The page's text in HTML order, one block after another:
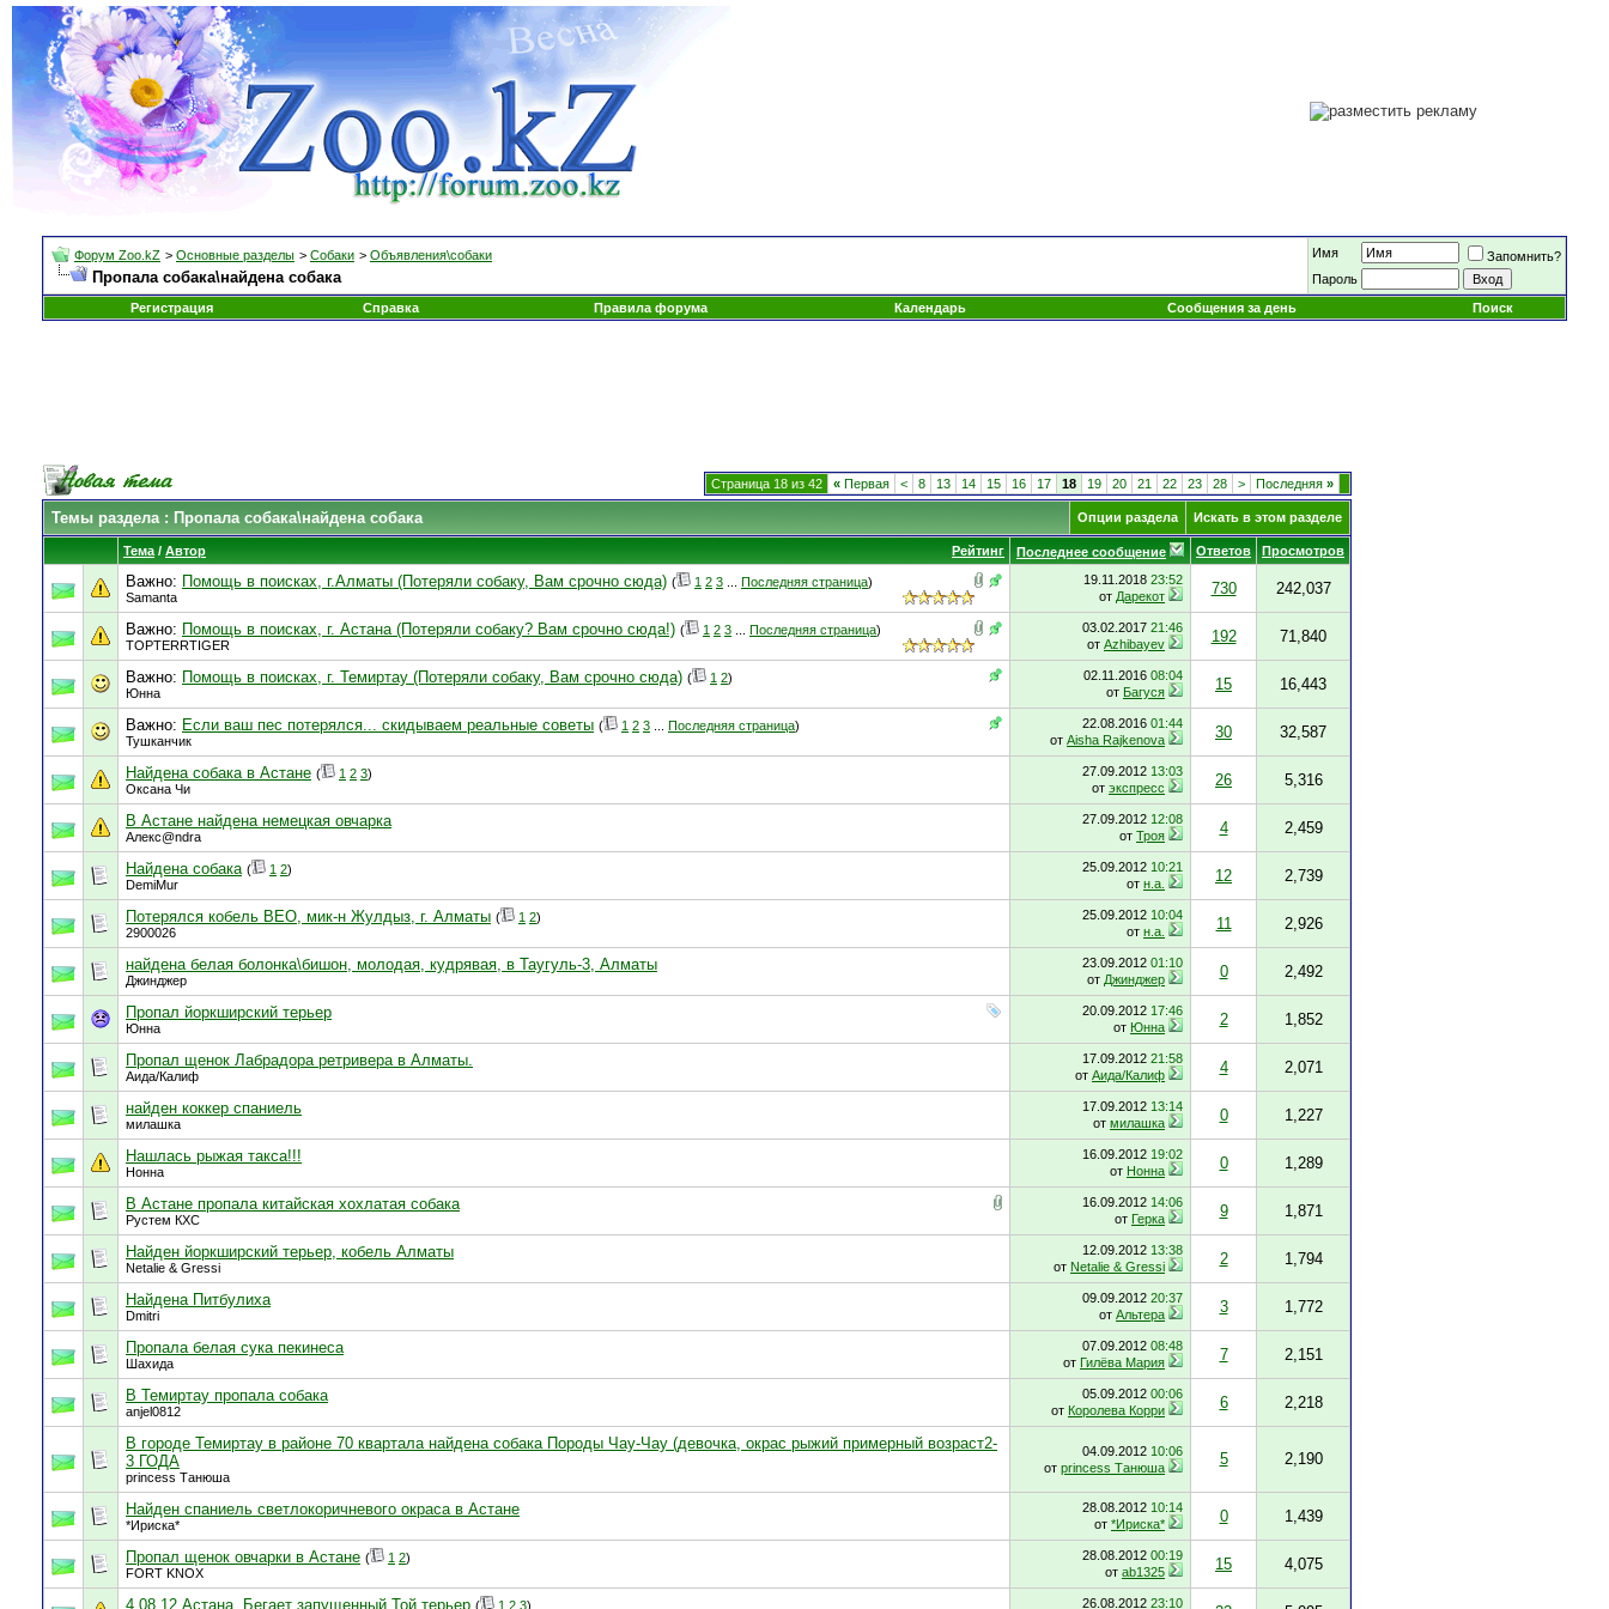
Форум Zoo.kZ > Основные разделы > Собаки > Объявления\собаки
Пропала собака\найдена собака
Имя
Запомнить?
Пароль
Регистрация
Справка Правила форума Календарь Сообщения за день Поиск
Страница 18 из 42 « Первая < 8 13 14 15 16 17 18 19 20 21 22 23 28 > Последняя »
Темы раздела: Пропала собака\найдена собака Опции раздела Искать в этом разделе
Рейтинг
Тема / Автор Последнее сообщение Ответов Просмотров
Важно: Помощь в поисках, г.Алматы (Потеряли собаку, Вам срочно сюда) ( 1 2 3 Последняя страница)
Samanta
19.11.2018 23:52
от Дарекот 730 242,037
Важно: Помощь в поисках, г. Астана (Потеряли собаку? Вам срочно сюда!) ( 1 2 3 Последняя страница)
TOPTERRTIGER
03.02.2017 21:46
от Azhibayev 192 71,840
Важно: Помощь в поисках, г. Темиртау (Потеряли собаку, Вам срочно сюда) ( 1 2)
Юнна
02.11.2016 08:04
от Багуся 15 16,443
Важно: Если ваш пес потерялся... скидываем реальные советы ( 1 2 3 Последняя страница)
Тушканчик
22.08.2016 01:44
от Aisha Rajkenova 30 32,587
Найдена собака в Астане ( 1 2 3)
Оксана Чи
27.09.2012 13:03
от экспресс 26 5,316
В Астане найдена немецкая овчарка
Алекс@ndra
27.09.2012 12:08
от Троя 4 2,459
Найдена собака ( 1 2)
DemiMur
25.09.2012 10:21
от н.а. 12 2,739
Потерялся кобель ВЕО, мик-н Жулдыз, г. Алматы ( 1 2)
2900026
25.09.2012 10:04
от н.а. 11 2,926
найдена белая болонка\бишон, молодая, кудрявая, в Таугуль-3, Алматы
Джинджер
23.09.2012 01:10
от Джинджер 0 2,492
Пропал йоркширский терьер
Юнна
20.09.2012 17:46
от Юнна 2 1,852
Пропал щенок Лабрадора ретривера в Алматы.
Аида/Калиф
17.09.2012 21:58
от Аида/Калиф 4 2,071
найден коккер спаниель
милашка
17.09.2012 13:14
от милашка 0 1,227
Нашлась рыжая такса!!!
Нонна
16.09.2012 19:02
от Нонна 0 1,289
В Астане пропала китайская хохлатая собака
Рустем КХС
16.09.2012 14:06
от Герка 9 1,871
Найден йоркширский терьер, кобель Алматы
Netalie & Gressi
12.09.2012 13:38
от Netalie & Gressi 2 1,794
Найдена Питбулиха
Dmitri
09.09.2012 20:37
от Альтера 3 1,772
Пропала белая сука пекинеса
Шахида
07.09.2012 08:48
от Гилёва Мария 7 2,151
В Темиртау пропала собака
anjel0812
05.09.2012 00:06
от Королева Корри 6 2,218
В городе Темиртау в районе 70 квартала найдена собака Породы Чау-Чау (девочка, окрас рыжий примерный возраст2-
3 ГОДА
princess Танюша
04.09.2012 10:06
от princess Танюша 5 2,190
Найден спаниель светлокоричневого окраса в Астане
*Ириска*
28.08.2012 10:14
от *Ириска* 0 1,439
Пропал щенок овчарки в Астане ( 1 2)
FORT KNOX
28.08.2012 00:19
от ab1325 15 4,075
4.08.12 Астана, Бегает запущенный Той терьер ( 1 2 3)
26.08.2012 23:10